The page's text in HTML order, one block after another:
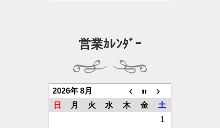
営業ｶﾚﾝﾀﾞｰ
2026年 8月
日
月 火 水 木 金
土
1